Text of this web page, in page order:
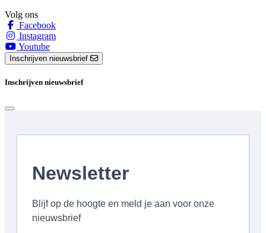
Volg ons
Facebook
Instagram
Youtube
Inschrijven nieuwsbrief
Inschrijven nieuwsbrief